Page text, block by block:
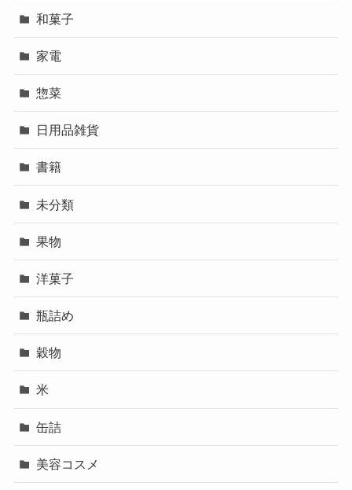
和菓子
家電
惣菜
日用品雑貨
書籍
未分類
果物
洋菓子
瓶詰め
穀物
米
缶詰
美容コスメ